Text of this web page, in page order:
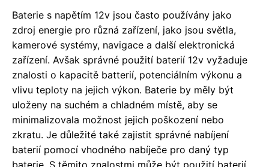
Baterie s napětím 12v jsou často používány jako
zdroj energie pro různá zařízení, jako jsou světla,
kamerové systémy, navigace a další elektronická
zařízení. Avšak správné použití baterií 12v vyžaduje
znalosti o kapacitě batterií, potenciálním výkonu a
vlivu teploty na jejich výkon. Baterie by měly být
uloženy na suchém a chladném místě, aby se
minimalizovala možnost jejich poškození nebo
zkratu. Je důležité také zajistit správné nabíjení
baterií pomocí vhodného nabíječe pro daný typ
baterie. S těmito znalostmi může být použití baterií